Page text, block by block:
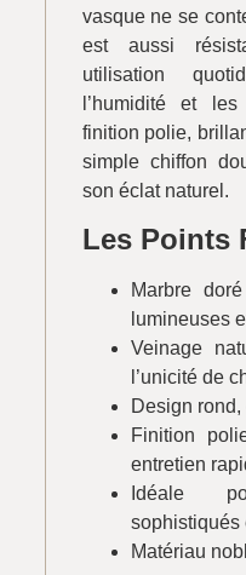
vasque ne se
est aussi
utilisation
l’humidité et
finition polie,
simple chiffon
son éclat naturel.
Les Points
Marbre
lumineuses
Veinage
l’unicité de
Design
Finition
entretien
Idéale
sophistiqués
Matériau